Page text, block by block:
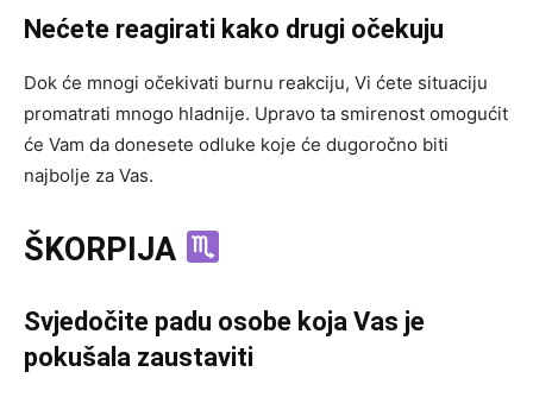
Nećete reagirati kako drugi očekuju
Dok će mnogi očekivati burnu reakciju, Vi ćete situaciju
promatrati mnogo hladnije. Upravo ta smirenost omogućit
će Vam da donesete odluke koje će dugoročno biti
najbolje za Vas.
ŠKORPIJA
Svjedočite padu osobe koja Vas je
pokušala zaustaviti